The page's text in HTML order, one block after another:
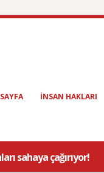
INSAN HAKLARI
sahaya çağırıyor!